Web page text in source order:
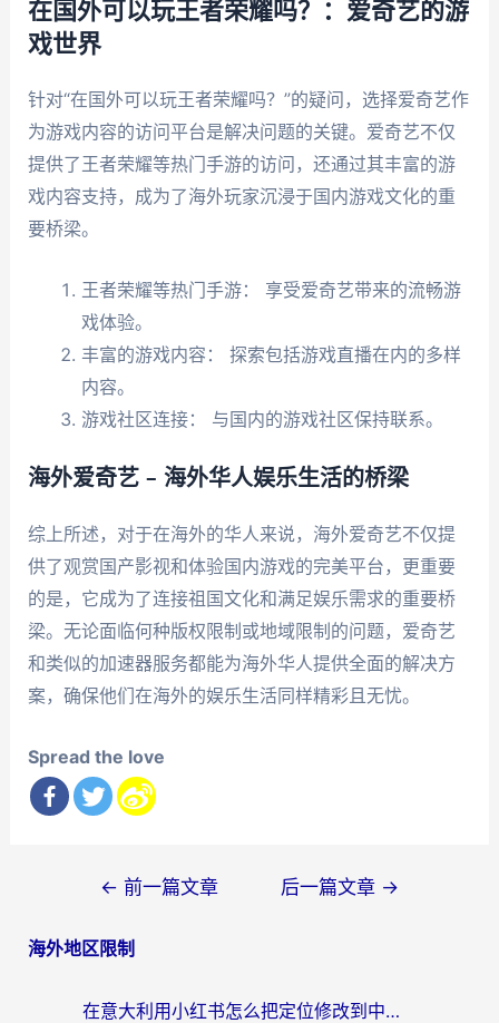
在国外可以玩王者荣耀吗？：爱奇艺的游
戏世界
针对“在国外可以玩王者荣耀吗？”的疑问，选择爱奇艺作
为游戏内容的访问平台是解决问题的关键。爱奇艺不仅
提供了王者荣耀等热门手游的访问，还通过其丰富的游
戏内容支持，成为了海外玩家沉浸于国内游戏文化的重
要桥梁。
王者荣耀等热门手游： 享受爱奇艺带来的流畅游
戏体验。
丰富的游戏内容： 探索包括游戏直播在内的多样
内容。
游戏社区连接： 与国内的游戏社区保持联系。
海外爱奇艺 – 海外华人娱乐生活的桥梁
综上所述，对于在海外的华人来说，海外爱奇艺不仅提
供了观赏国产影视和体验国内游戏的完美平台，更重要
的是，它成为了连接祖国文化和满足娱乐需求的重要桥
梁。无论面临何种版权限制或地域限制的问题，爱奇艺
和类似的加速器服务都能为海外华人提供全面的解决方
案，确保他们在海外的娱乐生活同样精彩且无忧。
Spread the love
导
← 前一篇文章 后一篇文章 →
海外地区限制
在意大利用小红书怎么把定位修改到中国国内？3个实用技巧+1个靠谱工具帮你搞定